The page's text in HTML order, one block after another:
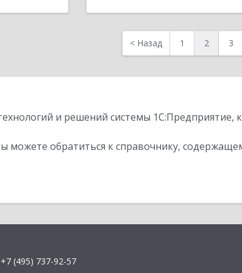
< Назад 1 2 3
и решений системы 1С:Предприятие,
можете обратиться к справочнику,
+7 (495) 737-92-57